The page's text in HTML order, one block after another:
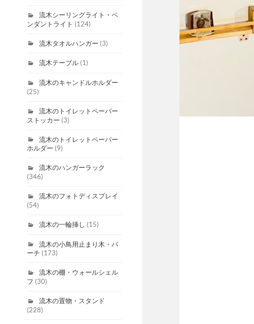
流木シーリングライト・ペ
ンダントライト (124)
流木タオルハンガー (3)
流木テーブル(1)
流木のキャンドルホルダー
(25)
流木のトイレットペーパー
ストッカー (3)
流木のトイレットペーパー
ホルダー (9)
流木のハンガーラック
(346)
流木のフォトディスプレイ
(54)
流木の一輪挿し (15)
流木の小鳥用止まり木・パ
ーチ (173)
流木の棚・ウォールシェル
フ (30)
流木の置物・スタンド
(228)